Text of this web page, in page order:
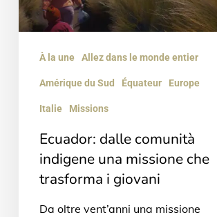
una
missione
À la une Allez dans le monde entier
Amérique du Sud Équateur Europe
Italie Missions
Ecuador: dalle comunità
indigene una missione che
trasforma i giovani
Da oltre vent’anni una missione